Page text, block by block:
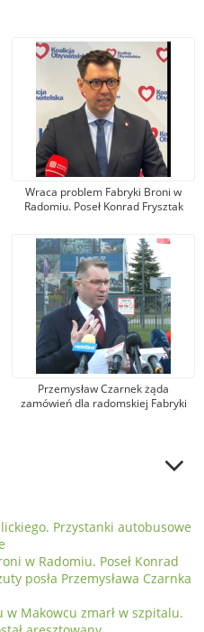
Wraca problem Fabryki Broni w
Radomiu. Poseł Konrad Frysztak
Przemysława Czarnka (PiS)
Przemysław Czarnek żąda
zamówień dla radomskiej Fabryki
Przystanki autobusowe
w Radomiu. Poseł Konrad
posła Przemysława Czarnka
Makowcu zmarł w szpitalu.